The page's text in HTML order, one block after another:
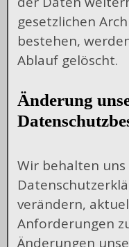
gesetzlichen
bestehen,
Ablauf gelöscht.
Änderung
Wir behalten uns
verändern,
Anforderungen
Änderungen